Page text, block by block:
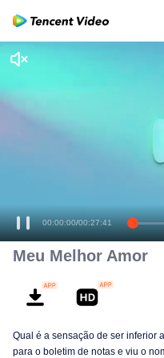
00:00:00/00:27:41
Meu Melhor Amor
Qual é a sensação de ser inferior
para o boletim de notas e viu o